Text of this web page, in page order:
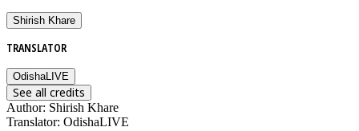
Shirish Khare
TRANSLATOR
OdishaLIVE
See all credits
Author: Shirish Khare
Translator: OdishaLIVE